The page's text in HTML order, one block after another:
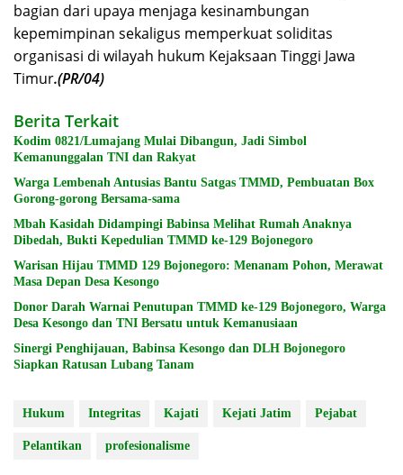
bagian dari upaya menjaga kesinambungan
kepemimpinan sekaligus memperkuat soliditas
organisasi di wilayah hukum Kejaksaan Tinggi Jawa
Timur.(PR/04)
Berita Terkait
Kodim 0821/Lumajang Mulai Dibangun, Jadi Simbol
Kemanunggalan TNI dan Rakyat
Warga Lembenah Antusias Bantu Satgas TMMD, Pembuatan Box
Gorong-gorong Bersama-sama
Mbah Kasidah Didampingi Babinsa Melihat Rumah Anaknya
Dibedah, Bukti Kepedulian TMMD ke-129 Bojonegoro
Warisan Hijau TMMD 129 Bojonegoro: Menanam Pohon, Merawat
Masa Depan Desa Kesongo
Donor Darah Warnai Penutupan TMMD ke-129 Bojonegoro, Warga
Desa Kesongo dan TNI Bersatu untuk Kemanusiaan
Sinergi Penghijauan, Babinsa Kesongo dan DLH Bojonegoro
Siapkan Ratusan Lubang Tanam
Hukum Integritas Kajati Kejati Jatim Pejabat
Pelantikan profesionalisme